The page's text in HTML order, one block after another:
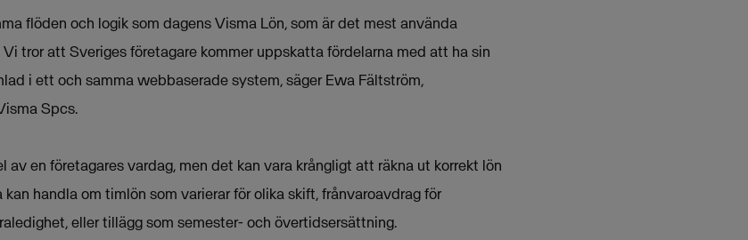
flöden och logik som dagens Visma Lön, som är det mest använda
tror att Sveriges företagare kommer uppskatta fördelarna med att ha sin
i ett och samma webbaserade system, säger Ewa Fältström,
Spcs.
av en företagares vardag, men det kan vara krångligt att räkna ut korrekt lön
handla om timlön som varierar för olika skift, frånvaroavdrag för
eller tillägg som semester- och övertidsersättning.